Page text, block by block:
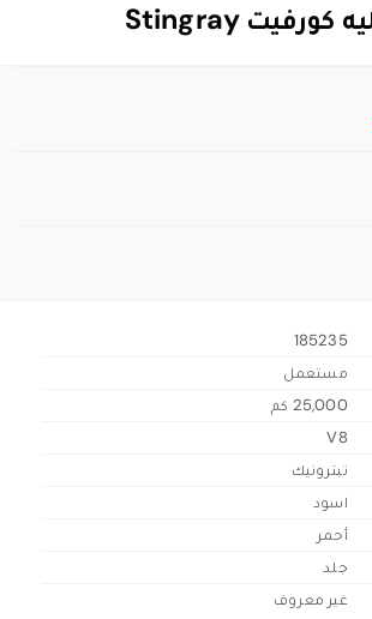
185235
مستعمل
25,000 كم
V8
تبترونيك
اسود
أحمر
جلد
غير معروف